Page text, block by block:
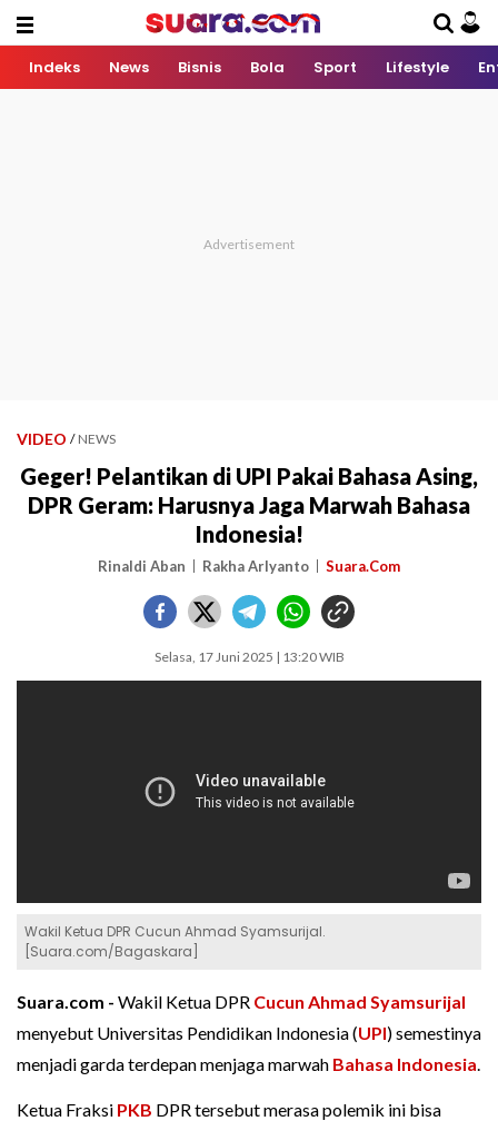
Indeks News Bisnis Bola Sport Lifestyle
VIDEO / NEWS
Geger! Pelantikan di UPI Pakai Bahasa Asing,
DPR Geram: Harusnya Jaga Marwah Bahasa
Indonesia!
Rinaldi Aban Rakha Arlyanto Suara.Com
Selasa, 17 Juni 2025 | 13:20 WIB
Wakil Ketua DPR Cucun Ahmad Syamsurijal.
[Suara.com/Bagaskara]
Suara.com - Wakil Ketua DPR Cucun Ahmad Syamsurijal
menyebut Universitas Pendidikan Indonesia (UPI) semestinya
menjadi garda terdepan menjaga marwah Bahasa Indonesia.
Ketua Fraksi PKB DPR tersebut merasa polemik ini bisa